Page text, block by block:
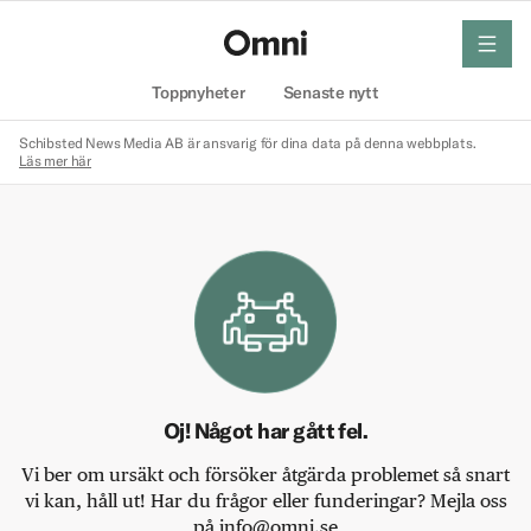
Toppnyheter Senaste nytt
meny
Schibsted News Media AB är ansvarig för dina data på denna webbplats.
Läs mer här
Oj! Något har gått fel.
Vi ber om ursäkt och försöker åtgärda problemet så snart
vi kan, håll ut! Har du frågor eller funderingar? Mejla oss